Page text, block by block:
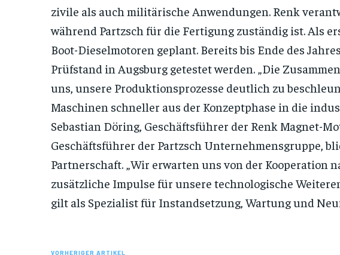
zivile als auch militärische Anwendungen. Renk
während Partzsch für die Fertigung zuständig ist. Als
Boot-Dieselmotoren geplant. Bereits bis Ende des
Prüfstand in Augsburg getestet werden. „Die
uns, unsere Produktionsprozesse deutlich zu
Maschinen schneller aus der Konzeptphase in die
Sebastian Döring, Geschäftsführer der Renk Magnet-
Geschäftsführer der Partzsch Unternehmensgruppe,
Partnerschaft. „Wir erwarten uns von der Kooperation
zusätzliche Impulse für unsere technologische
gilt als Spezialist für Instandsetzung, Wartung und
VORHERIGER ARTIKEL